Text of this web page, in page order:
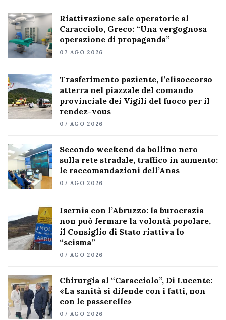
Riattivazione sale operatorie al
Caracciolo, Greco: “Una vergognosa
operazione di propaganda”
07 AGO 2026
Trasferimento paziente, l’elisoccorso
atterra nel piazzale del comando
provinciale dei Vigili del fuoco per il
rendez-vous
07 AGO 2026
Secondo weekend da bollino nero
sulla rete stradale, traffico in aumento:
le raccomandazioni dell’Anas
07 AGO 2026
Isernia con l’Abruzzo: la burocrazia
non può fermare la volontà popolare,
il Consiglio di Stato riattiva lo
“scisma”
07 AGO 2026
Chirurgia al “Caracciolo”, Di Lucente:
«La sanità si difende con i fatti, non
con le passerelle»
07 AGO 2026